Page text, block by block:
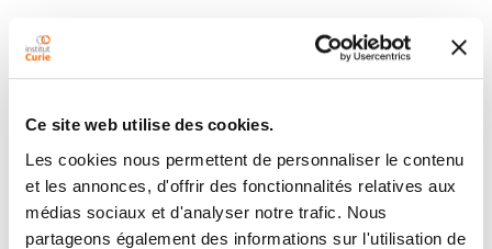
Ce site web utilise des cookies.
Les cookies nous permettent de personnaliser le contenu
et les annonces, d'offrir des fonctionnalités relatives aux
médias sociaux et d'analyser notre trafic. Nous
partageons également des informations sur l'utilisation de
1 juin 2017
DOI :10.1002/pbc.26368